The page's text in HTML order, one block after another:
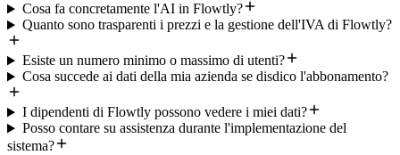
Cosa fa concretamente l'AI in Flowtly?
Quanto sono trasparenti i prezzi e la gestione dell'IVA di Flowtly?
Esiste un numero minimo o massimo di utenti?
Cosa succede ai dati della mia azienda se disdico l'abbonamento?
I dipendenti di Flowtly possono vedere i miei dati?
Posso contare su assistenza durante l'implementazione del
sistema?